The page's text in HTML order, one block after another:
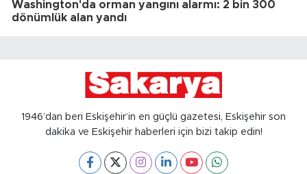
Washington'da orman yangını alarmı: 2 bin 300
dönümlük alan yandı
1946’dan beri Eskişehir’in en güçlü gazetesi, Eskişehir son
dakika ve Eskişehir haberleri için bizi takip edin!